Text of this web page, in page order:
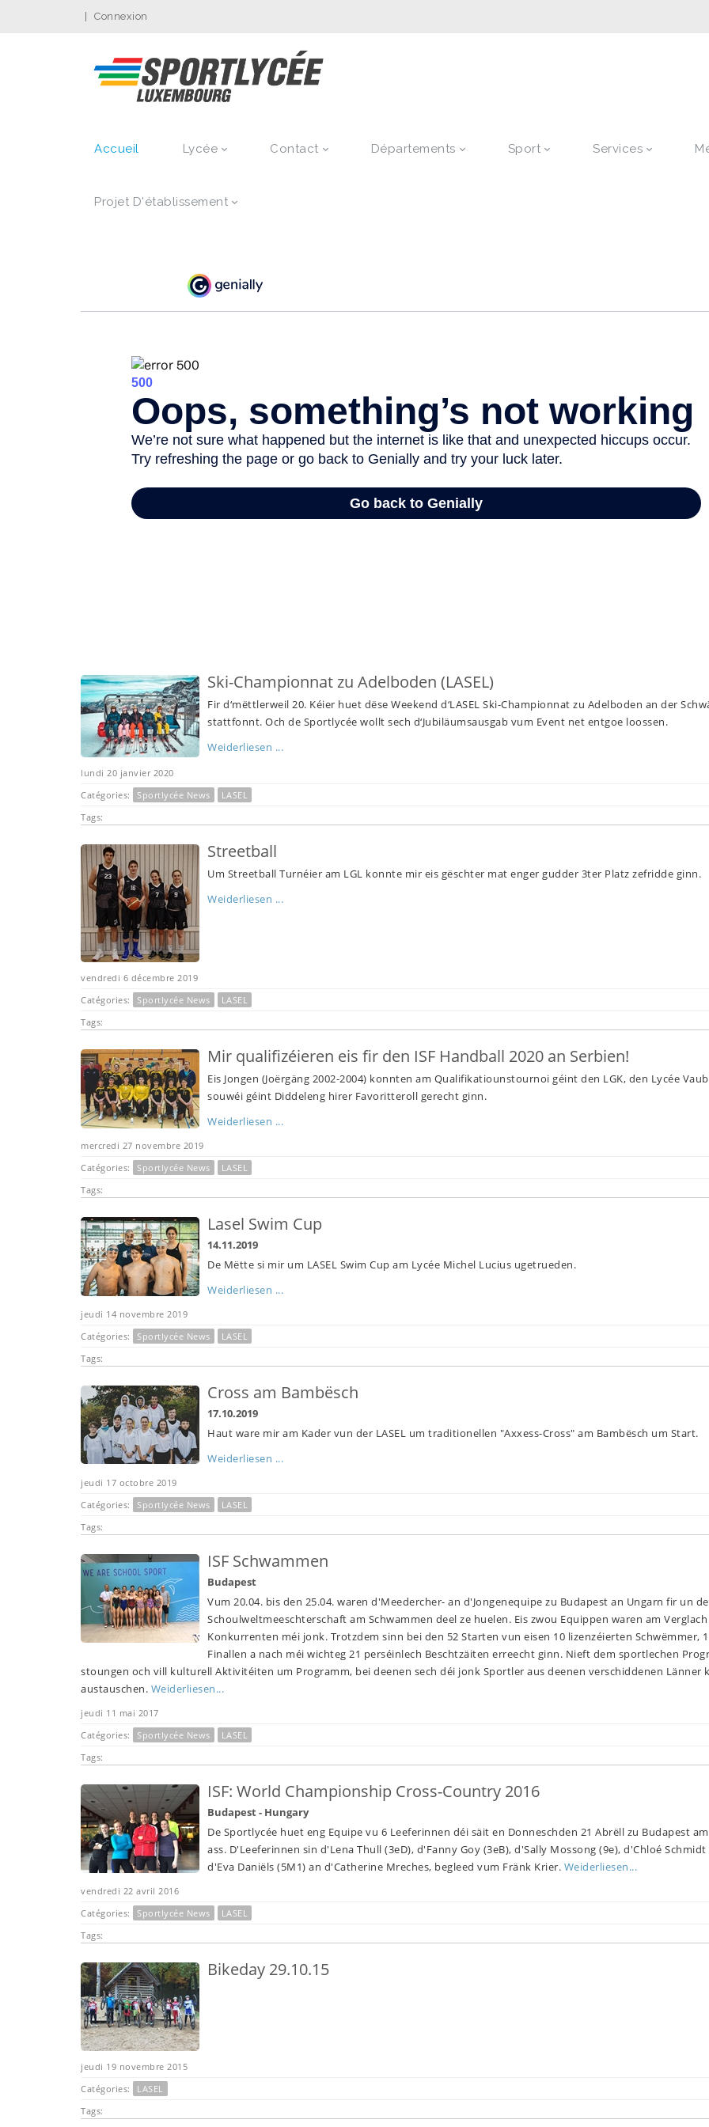
Connexion
Accueil Lycée Contact Départements Sport Services
Projet D'établissement
Ski-Championnat zu Adelboden (LASEL)
Fir d‘mëttlerweil 20. Kéier huet dëse Weekend d‘LASEL Ski-Championnat zu Adelboden an der
stattfonnt. Och de Sportlycée wollt sech d‘Jubiläumsausgab vum Event net entgoe loossen.
Weiderliesen ...
lundi 20 janvier 2020
Catégories:
Sportlycée News
LASEL
Tags:
Streetball
Um Streetball Turnéier am LGL konnte mir eis gëschter mat enger gudder 3ter Platz zefridde ginn.
Weiderliesen ...
vendredi 6 décembre 2019
Catégories:
Sportlycée News
LASEL
Tags:
Mir qualifizéieren eis fir den ISF Handball 2020 an Serbien!
Eis Jongen (Joërgäng 2002-2004) konnten am Qualifikatiounstournoi géint den LGK, den Lycée
souwéi géint Diddeleng hirer Favoritteroll gerecht ginn.
Weiderliesen ...
mercredi 27 novembre 2019
Catégories:
Sportlycée News
LASEL
Tags:
Lasel Swim Cup
14.11.2019
De Mëtte si mir um LASEL Swim Cup am Lycée Michel Lucius ugetrueden.
Weiderliesen ...
jeudi 14 novembre 2019
Catégories:
Sportlycée News
LASEL
Tags:
Cross am Bambësch
17.10.2019
Haut ware mir am Kader vun der LASEL um traditionellen "Axxess-Cross" am Bambësch um Start.
Weiderliesen ...
jeudi 17 octobre 2019
Catégories:
Sportlycée News
LASEL
Tags:
ISF Schwammen
Budapest
Vum 20.04. bis den 25.04. waren d'Meedercher- an d'Jongenequipe zu Budapest an Ungarn fir un
Schoulweltmeeschterschaft am Schwammen deel ze huelen. Eis zwou Equippen waren am
Konkurrenten méi jonk. Trotzdem sinn bei den 52 Starten vun eisen 10 lizenzéierten Schwëmmer,
Finallen a nach méi wichteg 21 perséinlech Beschtzäiten erreecht ginn. Nieft dem sportlechen
stoungen och vill kulturell Aktivitéiten um Programm, bei deenen sech déi jonk Sportler aus deenen verschiddenen Länner
austauschen. Weiderliesen...
jeudi 11 mai 2017
Catégories:
Sportlycée News
LASEL
Tags:
ISF: World Championship Cross-Country 2016
Budapest - Hungary
De Sportlycée huet eng Equipe vu 6 Leeferinnen déi säit en Donneschden 21 Abrëll zu Budapest
ass. D'Leeferinnen sin d'Lena Thull (3eD), d'Fanny Goy (3eB), d'Sally Mossong (9e), d'Chloé Schmidt
d'Eva Daniëls (5M1) an d'Catherine Mreches, begleed vum Fränk Krier. Weiderliesen...
vendredi 22 avril 2016
Catégories:
Sportlycée News
LASEL
Tags:
Bikeday 29.10.15
jeudi 19 novembre 2015
Catégories:
LASEL
Tags: